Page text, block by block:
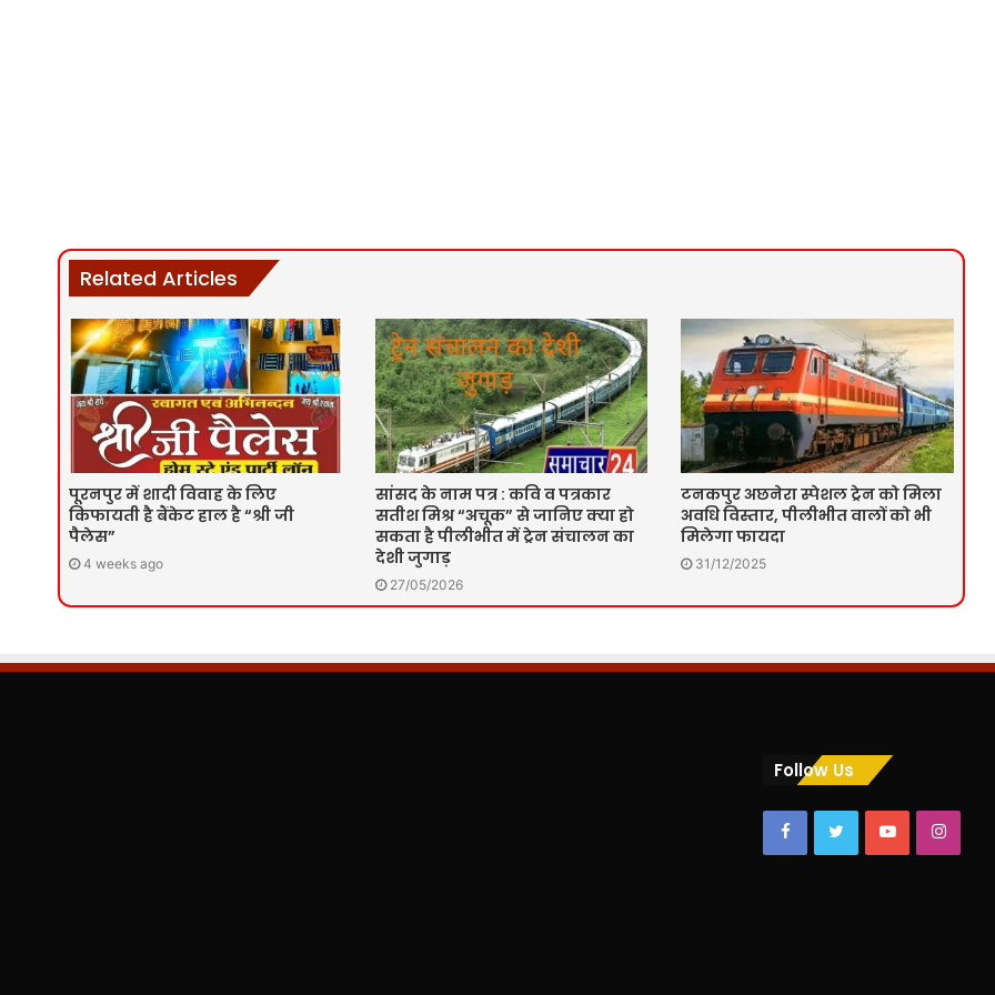
Related Articles
पूरनपुर में शादी विवाह के लिए
किफायती है बैंकेट हाल है “श्री जी
पैलेस”
4 weeks ago
सांसद के नाम पत्र : कवि व पत्रकार
सतीश मिश्र “अचूक” से जानिए क्या हो
सकता है पीलीभीत में ट्रेन संचालन का
देशी जुगाड़
27/05/2026
टनकपुर अछनेरा स्पेशल ट्रेन को मिला
अवधि विस्तार, पीलीभीत वालों को भी
मिलेगा फायदा
31/12/2025
Follow Us
FacebookTwitterYouTube